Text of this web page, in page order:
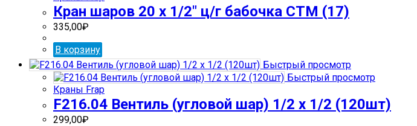
Кран шаров 20 х 1/2″ ц/г бабочка СТМ (17)
335,00₽
В корзину
Быстрый просмотр
Быстрый просмотр
Краны Frap
F216.04 Вентиль (угловой шар) 1/2 х 1/2 (120шт)
299,00₽